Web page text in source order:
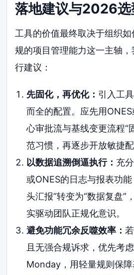
落地建议与2026选
工具的价值最终取决于组织
规的项目管理能力这一主轴
行建议：
先固化，再优化： 引入工
而全的配置。应先用
心审批流与基线变更流程“
范习惯，再逐步开放敏捷配
以数据追溯倒逼执行： 充
或ONES的日志与报表功能
头汇报”转变为“数据复盘”
实驱动团队正规化意识。
避免功能冗余反噬效率：
且无强合规诉求，优先考
Monday，用轻量规则保